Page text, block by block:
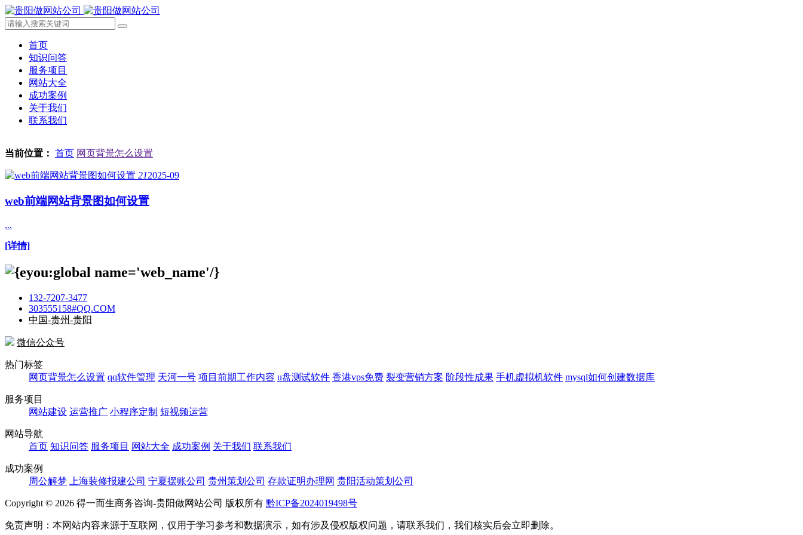
首页
知识问答
服务项目
网站大全
成功案例
关于我们
联系我们
当前位置： 首页 网页背景怎么设置
212025-09
web前端网站背景图如何设置
...
[详情]
132-7207-3477
303555158#QQ.COM
中国-贵州-贵阳
微信公众号
热门标签
网页背景怎么设置 qq软件管理 天河一号 项目前期工作内容 u盘测试软件 香港vps免费 裂变营销方案 阶段性成果 手机虚拟机软件 mysql如何创建数据库
服务项目
网站建设 运营推广 小程序定制 短视频运营
网站导航
首页 知识问答 服务项目 网站大全 成功案例 关于我们 联系我们
成功案例
周公解梦
上海装修报建公司 宁夏摆账公司 贵州策划公司 存款证明办理网 贵阳活动策划公司
Copyright © 2026 得一而生商务咨询-贵阳做网站公司 版权所有 黔ICP备2024019498号
免责声明：本网站内容来源于互联网，仅用于学习参考和数据演示，如有涉及侵权版权问题，请联系我们，我们核实后会立即删除。